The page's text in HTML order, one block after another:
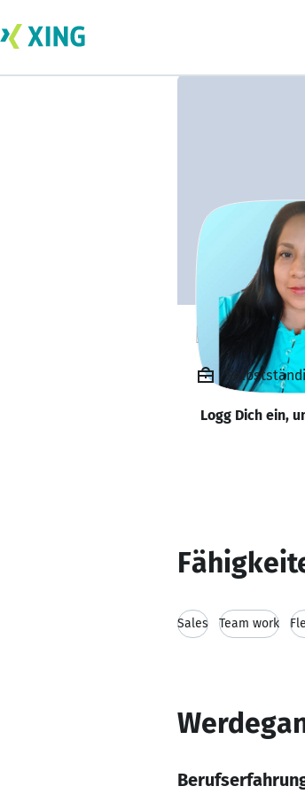
Lorena
Logg Dich ein,
Sales Team work